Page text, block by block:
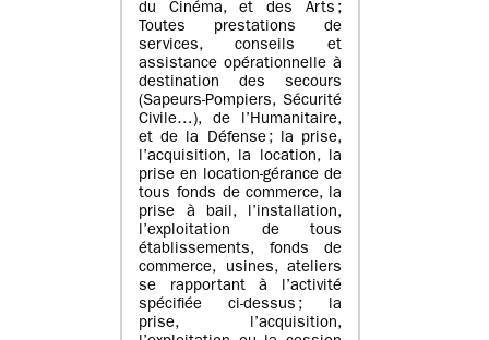
du Cinéma, et des Arts ;
Toutes prestations de
services, conseils et
assistance opérationnelle à
destination des secours
(Sapeurs-Pompiers, Sécurité
Civile…), de l’Humanitaire,
et de la Défense ; la prise,
l’acquisition, la location, la
prise en location-gérance de
tous fonds de commerce, la
prise à bail, l’installation,
l’exploitation de tous
établissements, fonds de
commerce, usines, ateliers
se rapportant à l’activité
spécifiée ci-dessus ; la
prise, l’acquisition,